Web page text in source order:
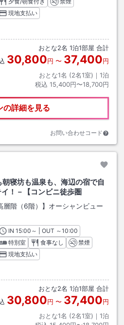
現地支払い
おとな2名 1泊1部屋 合計
30,800円 〜 37,400円
おとな1名 (2名1室)｜ 1泊
税込 15,400円〜18,700円
の詳細を見る
お問い合わせコード
寝坊も温泉も、海辺の宿で自
！－【コンビニ徒歩圏
階（6階）】オーシャンビュー
INチェックイン
15:00 ～ | OUT チェックアウト
～10:00
特別室
食事なし
禁煙
現地支払い
おとな2名 1泊1部屋 合計
30,800円 〜 37,400円
おとな1名 (2名1室)｜ 1泊